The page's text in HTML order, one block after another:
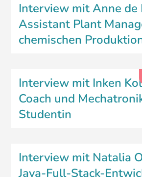
Interview mit Anne de
Assistant Plant
chemischen
Interview mit Inken
Coach und
Studentin
Interview mit Natalia
Java-Full-Stack-